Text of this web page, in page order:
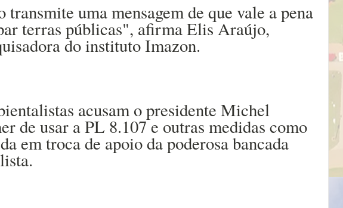
transmite uma mensagem de que vale a pena
terras públicas", afirma Elis Araújo,
do instituto Imazon.
acusam o presidente Michel
de usar a PL 8.107 e outras medidas como
em troca de apoio da poderosa bancada